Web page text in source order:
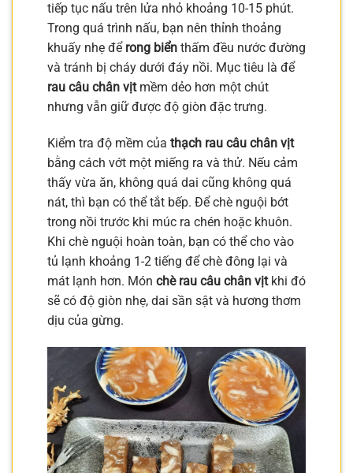
tiếp tục nấu trên lửa nhỏ khoảng 10-15 phút.
Trong quá trình nấu, bạn nên thỉnh thoảng
khuấy nhẹ để rong biển thấm đều nước đường
và tránh bị cháy dưới đáy nồi. Mục tiêu là để
rau câu chân vịtmềm dẻo hơn một chút
nhưng vẫn giữ được độ giòn đặc trưng.
Kiểm tra độ mềm của thạch rau câu chân vịt
bằng cách vớt một miếng ra và thử. Nếu cảm
thấy vừa ăn, không quá dai cũng không quá
nát, thì bạn có thể tắt bếp. Để chè nguội bớt
trong nồi trước khi múc ra chén hoặc khuôn.
Khi chè nguội hoàn toàn, bạn có thể cho vào
tủ lạnh khoảng 1-2 tiếng để chè đông lại và
mát lạnh hơn. Món chè rau câu chân vịtkhi đó
sẽ có độ giòn nhẹ, dai sần sật và hương thơm
dịu của gừng.